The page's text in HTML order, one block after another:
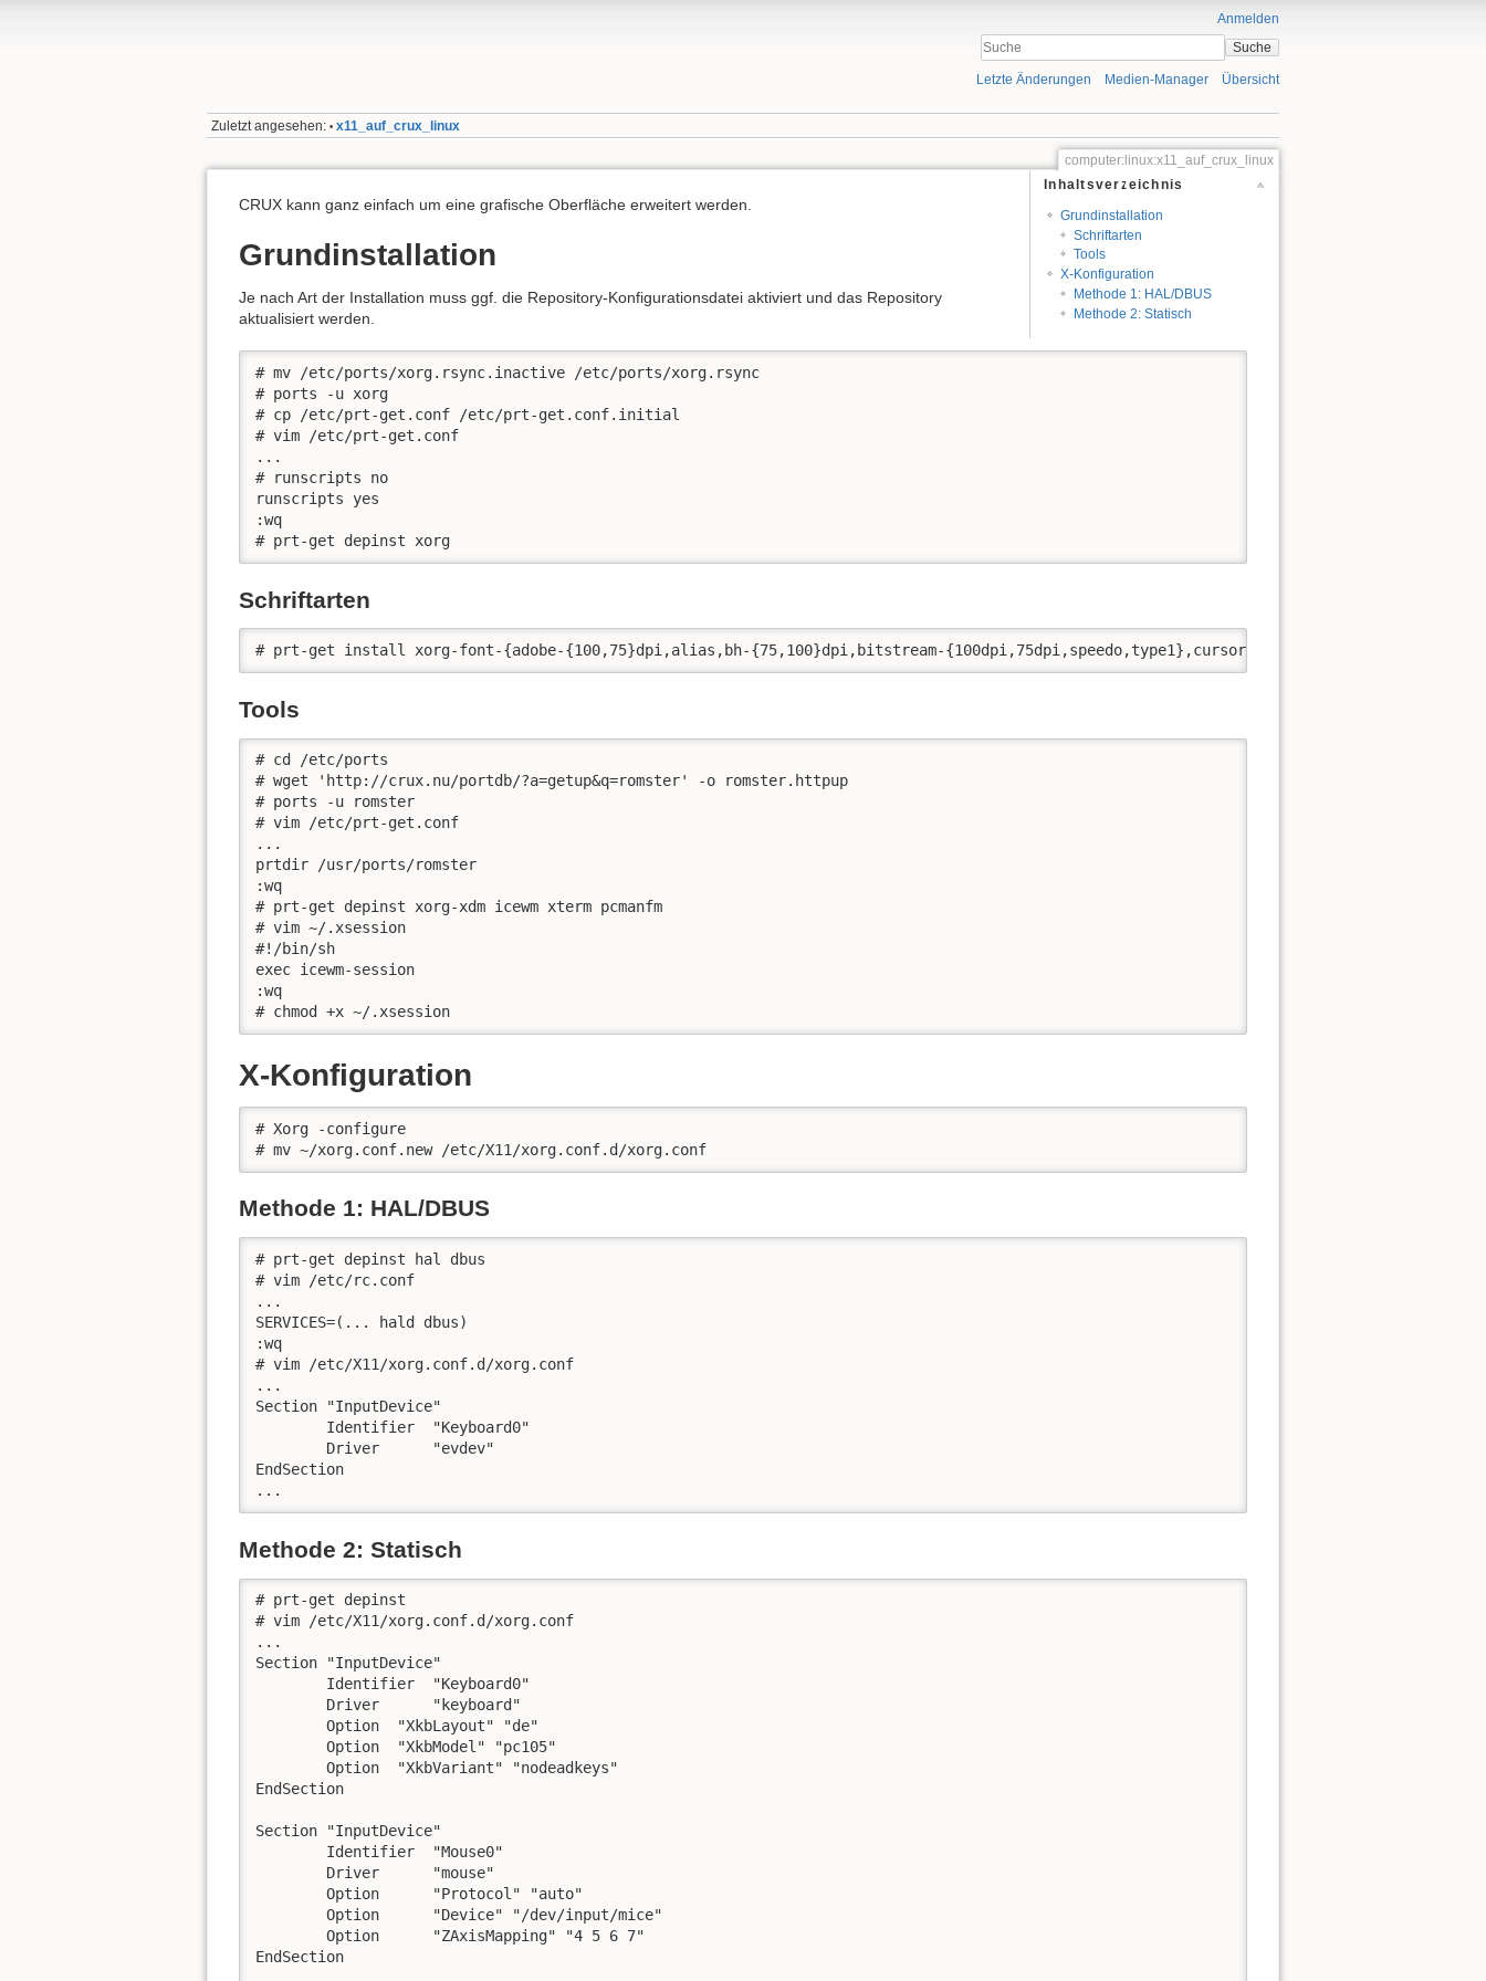
Anmelden
Suche
Letzte Änderungen Medien-Manager Übersicht
Zuletzt angesehen: • x11_auf_crux_linux
computer:linux:x11_auf_crux_linux
Inhaltsverzeichnis
Grundinstallation
Schriftarten
Tools
X-Konfiguration
Methode 1: HAL/DBUS
Methode 2: Statisch
CRUX kann ganz einfach um eine grafische Oberfläche erweitert werden.
Grundinstallation
Je nach Art der Installation muss ggf. die Repository-Konfigurationsdatei aktiviert und das Repository
aktualisiert werden.
# mv /etc/ports/xorg.rsync.inactive /etc/ports/xorg.rsync
# ports -u xorg
# cp /etc/prt-get.conf /etc/prt-get.conf.initial
# vim /etc/prt-get.conf
...
# runscripts no
runscripts yes
:wq
# prt-get depinst xorg
Schriftarten
# prt-get install xorg-font-{adobe-{100,75}dpi,alias,bh-{75,100}dpi,bitstream-{100dpi,75dpi,speedo,type1},cursor-misc,misc-misc,mutt-
Tools
# cd /etc/ports
# wget 'http://crux.nu/portdb/?a=getup&q=romster' -o romster.httpup
# ports -u romster
# vim /etc/prt-get.conf
...
prtdir /usr/ports/romster
:wq
# prt-get depinst xorg-xdm icewm xterm pcmanfm
# vim ~/.xsession
#!/bin/sh
exec icewm-session
:wq
# chmod +x ~/.xsession
X-Konfiguration
# Xorg -configure
# mv ~/xorg.conf.new /etc/X11/xorg.conf.d/xorg.conf
Methode 1: HAL/DBUS
# prt-get depinst hal dbus
# vim /etc/rc.conf
...
SERVICES=(... hald dbus)
:wq
# vim /etc/X11/xorg.conf.d/xorg.conf
...
Section "InputDevice"
        Identifier  "Keyboard0"
        Driver      "evdev"
EndSection
...
Methode 2: Statisch
# prt-get depinst
# vim /etc/X11/xorg.conf.d/xorg.conf
...
Section "InputDevice"
        Identifier  "Keyboard0"
        Driver      "keyboard"
        Option  "XkbLayout" "de"
        Option  "XkbModel" "pc105"
        Option  "XkbVariant" "nodeadkeys"
EndSection
Section "InputDevice"
        Identifier  "Mouse0"
        Driver      "mouse"
        Option      "Protocol" "auto"
        Option      "Device" "/dev/input/mice"
        Option      "ZAxisMapping" "4 5 6 7"
EndSection